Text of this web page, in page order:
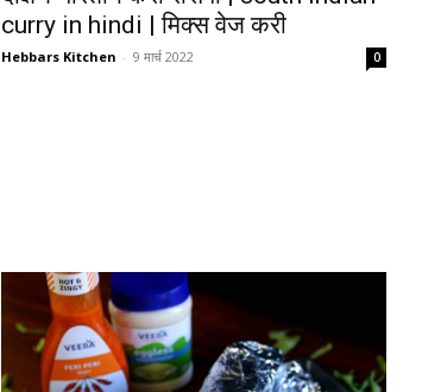
curry in hindi | मिक्स वेज करी
Hebbars Kitchen - 9 मार्च 2022 0